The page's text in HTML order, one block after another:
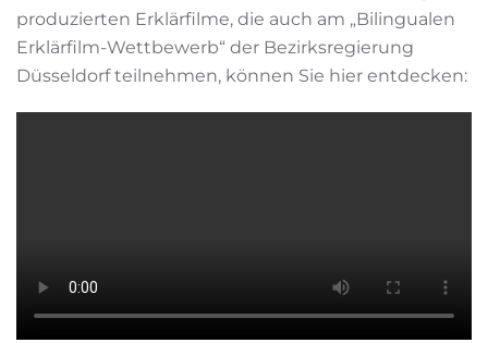
produzierten Erklärfilme, die auch am „Bilingualen
Erklärfilm-Wettbewerb“ der Bezirksregierung
Düsseldorf teilnehmen, können Sie hier entdecken: